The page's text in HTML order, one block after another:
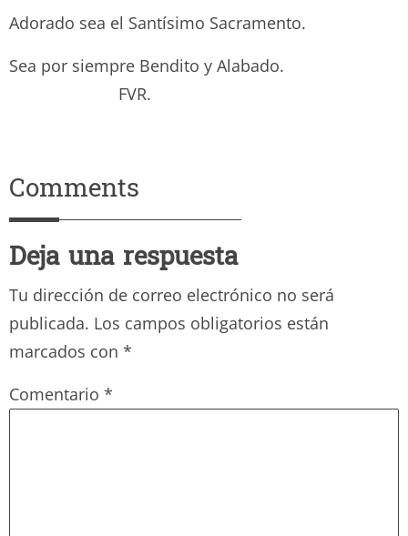
Adorado sea el Santísimo Sacramento.
Sea por siempre Bendito y Alabado.
FVR.
Comments
Deja una respuesta
Tu dirección de correo electrónico no será
publicada. Los campos obligatorios están
marcados con *
Comentario *